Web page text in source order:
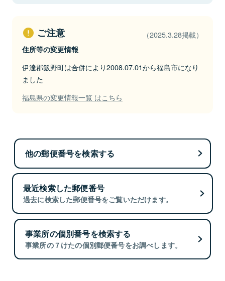
ご注意 （2025.3.28掲載）
住所等の変更情報
伊達郡飯野町は合併により2008.07.01から福島市になり
ました
福島県の変更情報一覧 はこちら
他の郵便番号を検索する
最近検索した郵便番号
過去に検索した郵便番号をご覧いただけます。
事業所の個別番号を検索する
事業所の７けたの個別郵便番号をお調べします。